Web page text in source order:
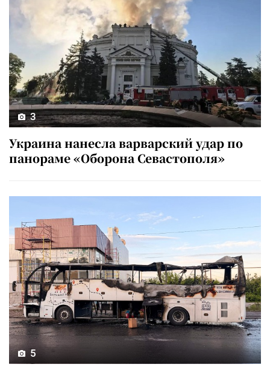
3
Украина нанесла варварский удар по
панораме «Оборона Севастополя»
5